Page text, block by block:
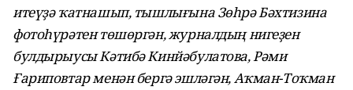
итеүҙә ҡатнашып, тышлығына Зөһрә Бәхтизина
фотоһүрәтен төшөргән, журналдың нигеҙен
булдырыусы Кәтибә Кинйәбулатова, Рәми
Ғариповтар менән бергә эшләгән, Аҡман-Тоҡман